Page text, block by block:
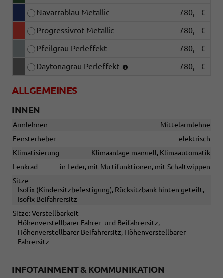
Navarrablau Metallic
780,– €
Progressivrot Metallic
780,– €
Pfeilgrau Perleffekt
780,– €
Daytonagrau Perleffekt
780,– €
ALLGEMEINES
INNEN
Armlehnen
Mittelarmlehne
Fensterheber
elektrisch
Klimatisierung
Klimaanlage manuell, Klimaautomatik
Lenkrad
in Leder, mit Multifunktionen, mit Schaltwippen
Sitze
Isofix (Kindersitzbefestigung), Rücksitzbank hinten geteilt,
Isofix Beifahrersitz
Sitze: Verstellbarkeit
Höhenverstellbarer Fahrer- und Beifahrersitz,
Höhenverstellbarer Beifahrersitz, Höhenverstellbarer
Fahrersitz
INFOTAINMENT & KOMMUNIKATION